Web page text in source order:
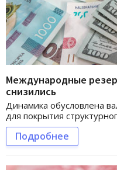
Международные
снизились
Динамика обусловлена
для покрытия
Подробнее